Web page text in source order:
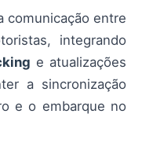
comunicação entre
integrando
e atualizações
a sincronização
e o embarque no